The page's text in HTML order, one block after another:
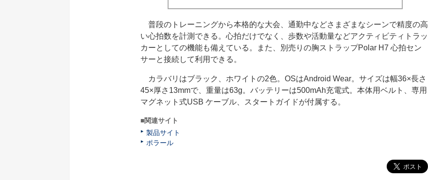
普段のトレーニングから本格的な大会、通勤中などさまざまなシーンで精度の高
い心拍数を計測できる。心拍だけでなく、歩数や活動量などアクティビティトラッ
カーとしての機能も備えている。また、別売りの胸ストラップPolar H7 心拍セン
サーと接続して利用できる。
カラバリはブラック、ホワイトの2色。OSはAndroid Wear。サイズは幅36×長さ
45×厚さ13mmで、重量は63g。バッテリーは500mAh充電式。本体用ベルト、専用
マグネット式USB ケーブル、スタートガイドが付属する。
■関連サイト
製品サイト
ポラール